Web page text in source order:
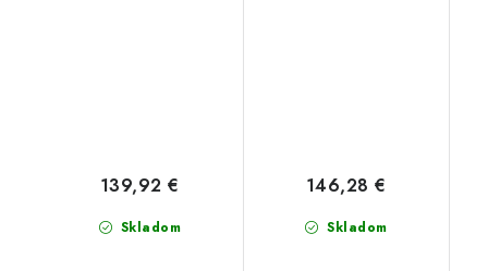
Skladom
139,92 €
Skladom
146,28 €